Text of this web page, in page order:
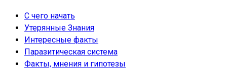
С чего начать
Утерянные Знания
Интересные факты
Паразитическая система
Факты, мнения и гипотезы